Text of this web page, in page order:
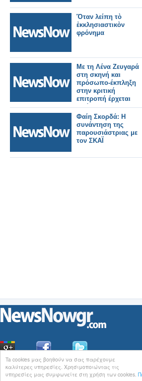
Ta cookies μας βοηθούν να σας παρέχουμε
καλύτερες υπηρεσίες. Χρησιμοποιώντας τις
υπηρεσίες μας συμφωνείτε στη χρήση των cookies.
Ὅταν λείπη τὸ
ἐκκλησιαστικὸν
φρόνημα
Με τη Λένα Ζευγαρά
στη σκηνή και
πρόσωπο-έκπληξη
στην κριτική
επιτροπή έρχεται
απόψε το J2US!
Φαίη Σκορδά: Η
συνάντηση της
παρουσιάστριας με
τον ΣΚΑΪ
ΟιΕιδήσεις του NewsNowgr.com στοiNews
Σχετικά με το NewsNowgr.com | Αποποίηση Ευθυνών |